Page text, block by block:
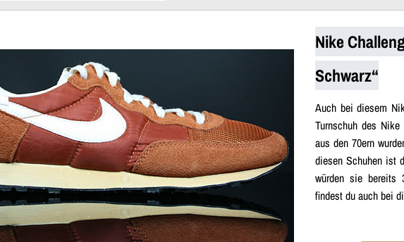
Nike
Schwarz“
Auch bei diesem
Turnschuh des
aus den 70ern
diesen Schuhen ist
würden sie bereits
findest du auch bei